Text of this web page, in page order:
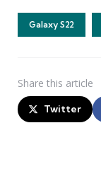
Galaxy S22
Share this article
Twitter